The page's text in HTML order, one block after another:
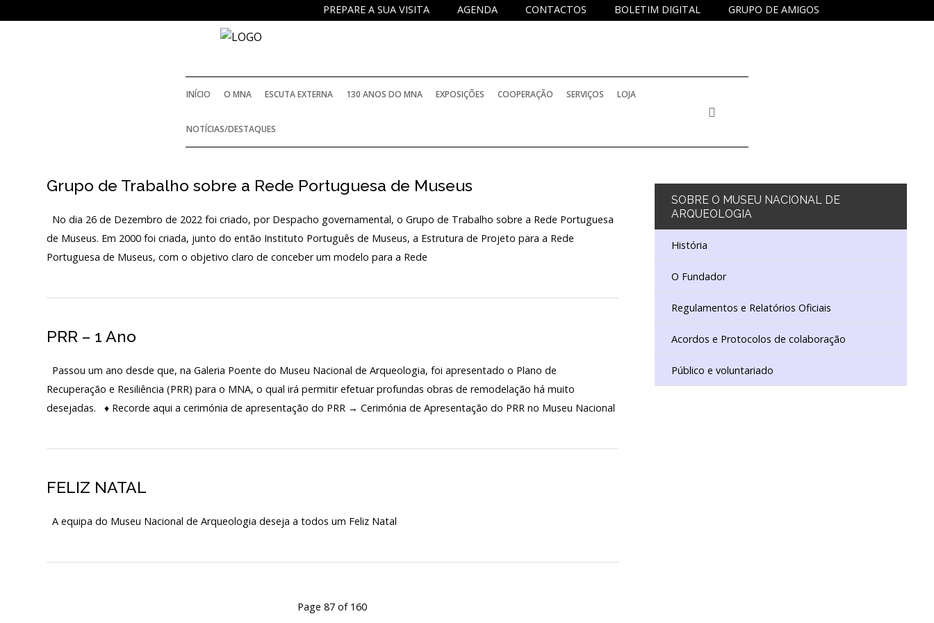
Regulamentos e Relatórios Oficiais
Acordos e Protocolos de colaboração
Público e voluntariado
O MNA
ESCUTA EXTERNA
130 ANOS DO MNA
GRUPO DE AMIGOS
BOLETIM DIGITAL
CONTACTOS
AGENDA
PREPARE A SUA VISITA
INÍCIO O MNA ESCUTA EXTERNA 130 ANOS DO MNA EXPOSIÇÕES COOPERAÇÃO SERVIÇOS LOJA
NOTÍCIAS/DESTAQUES
Grupo de Trabalho sobre a Rede Portuguesa de Museus
No dia 26 de Dezembro de 2022 foi criado, por Despacho governamental, o Grupo de Trabalho sobre a Rede Portuguesa
de Museus. Em 2000 foi criada, junto do então Instituto Português de Museus, a Estrutura de Projeto para a Rede
Portuguesa de Museus, com o objetivo claro de conceber um modelo para a Rede
PRR – 1 Ano
Passou um ano desde que, na Galeria Poente do Museu Nacional de Arqueologia, foi apresentado o Plano de
Recuperação e Resiliência (PRR) para o MNA, o qual irá permitir efetuar profundas obras de remodelação há muito
desejadas. ♦ Recorde aqui a cerimónia de apresentação do PRR → Cerimónia de Apresentação do PRR no Museu Nacional
FELIZ NATAL
A equipa do Museu Nacional de Arqueologia deseja a todos um Feliz Natal
Page 87 of 160
SOBRE O MUSEU NACIONAL DE
ARQUEOLOGIA
História
O Fundador
Regulamentos e Relatórios Oficiais
Acordos e Protocolos de colaboração
Público e voluntariado